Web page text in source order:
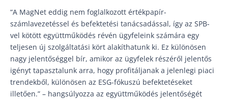
“A MagNet eddig nem foglalkozott értékpapír-
számlavezetéssel és befektetési tanácsadással, így az SPB-
vel kötött együttműködés révén ügyfeleink számára egy
teljesen új szolgáltatási kört alakíthatunk ki. Ez különösen
nagy jelentőséggel bír, amikor az ügyfelek részéről jelentős
igényt tapasztalunk arra, hogy profitáljanak a jelenlegi piaci
trendekből, különösen az ESG-fókuszú befektetéseket
illetően.” – hangsúlyozza az együttműködés jelentőségét